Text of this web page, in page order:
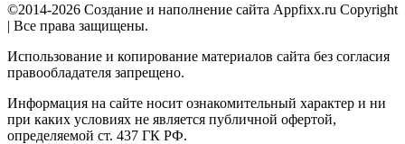
©2014-2026 Создание и наполнение сайта Appfixx.ru Copyright
| Все права защищены.
Использование и копирование материалов сайта без согласия
правообладателя запрещено.
Информация на сайте носит ознакомительный характер и ни
при каких условиях не является публичной офертой,
определяемой ст. 437 ГК РФ.